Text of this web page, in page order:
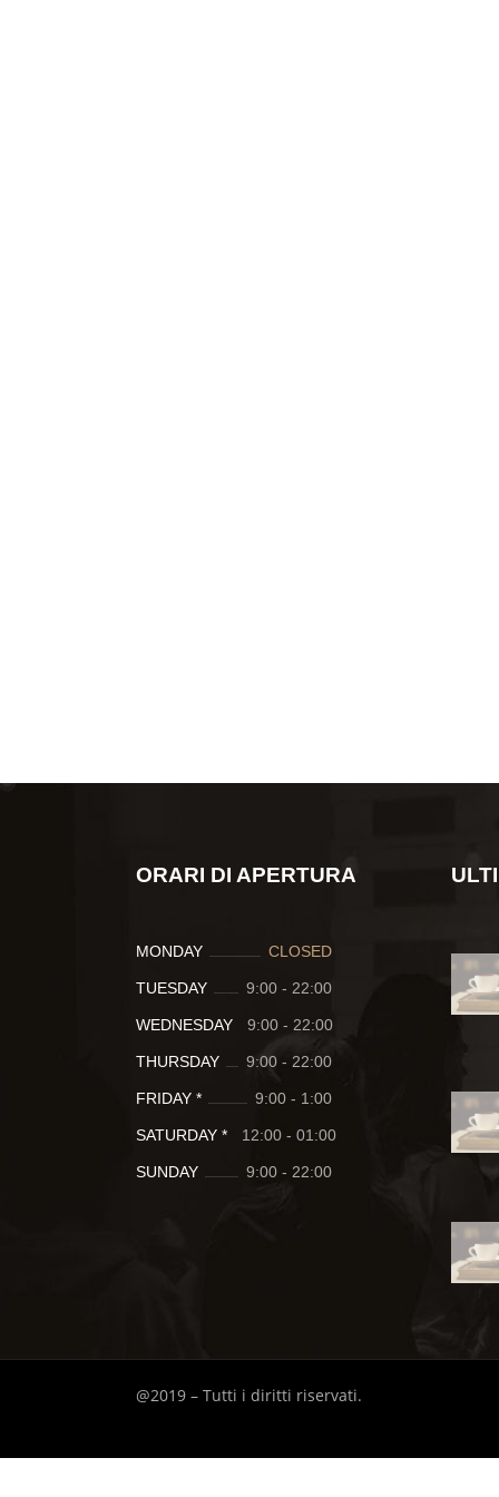
ORARI DI APERTURA
MONDAY CLOSED
TUESDAY 9:00 - 22:00
WEDNESDAY 9:00 - 22:00
THURSDAY 9:00 - 22:00
FRIDAY * 9:00 - 1:00
SATURDAY * 12:00 - 01:00
SUNDAY 9:00 - 22:00
@2019 – Tutti i diritti riservati.